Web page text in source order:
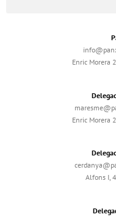
Enric Morera
Enric Morera
Alfons I,